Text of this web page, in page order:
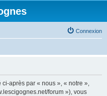
Connexion
après par « nous », « notre »,
forum »), vous